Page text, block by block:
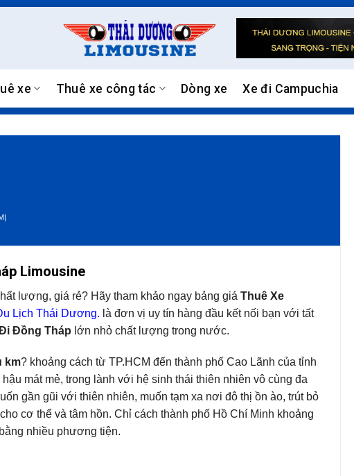
xe Thuê xe công tác Dòng xe Xe đi Campuchia
Limousine
lượng, giá rẻ? Hãy tham khảo ngay bảng giá Thuê Xe
Lịch Thái Dương. là đơn vị uy tín hàng đầu kết nối bạn với tất
Đồng Tháp lớn nhỏ chất lượng trong nước.
km? khoảng cách từ TP.HCM đến thành phố Cao Lãnh của tỉnh
mát mẻ, trong lành với hệ sinh thái thiên nhiên vô cùng đa
gần gũi với thiên nhiên, muốn tạm xa nơi đô thị ồn ào, trút bỏ
cơ thể và tâm hồn. Chỉ cách thành phố Hồ Chí Minh khoảng
nhiều phương tiện.